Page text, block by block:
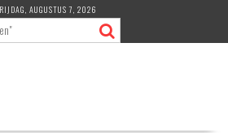
AUGUSTUS 7, 2026